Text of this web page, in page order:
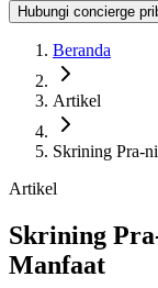
Hubungi concierge
Beranda
Artikel
Skrining Pra-
Artikel
Skrining
Manfaat